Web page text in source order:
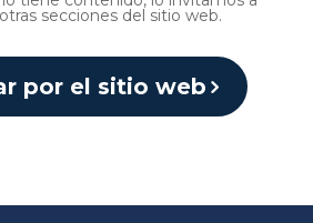
secciones del sitio web.
por el sitio web